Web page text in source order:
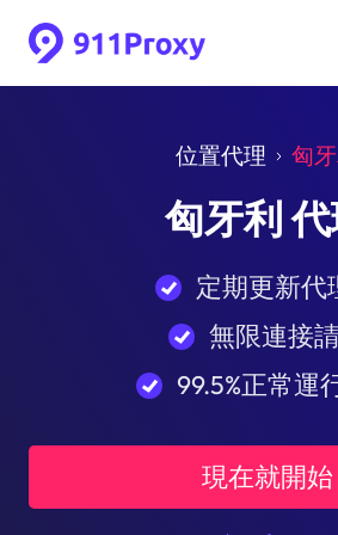
位置代理 匈牙
匈牙利
定期更新代
無限連接
99.5%正常運
現在就開始